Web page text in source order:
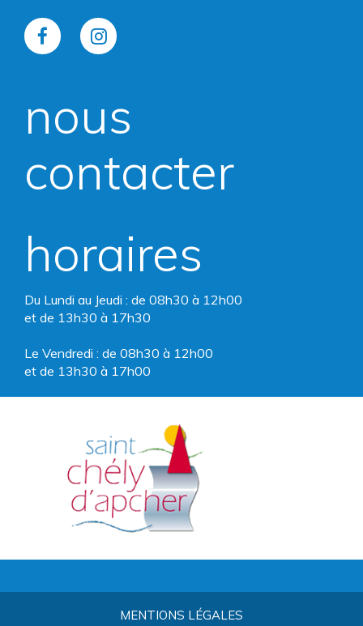
Lien
le
Facebook
Lien
le
Instagram
nous
contacter
horaires
Du Lundi au Jeudi : de 08h30 à 12h00
et de 13h30 à 17h30
Le Vendredi : de 08h30 à 12h00
et de 13h30 à 17h00
MENTIONS LÉGALES